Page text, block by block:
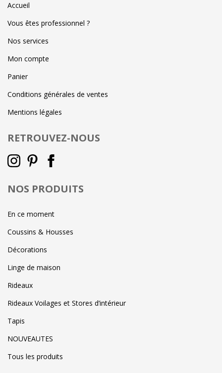
Accueil
Vous êtes professionnel ?
Nos services
Mon compte
Panier
Conditions générales de ventes
Mentions légales
RETROUVEZ-NOUS
NOS PRODUITS
En ce moment
Coussins & Housses
Décorations
Linge de maison
Rideaux
Rideaux Voilages et Stores d’intérieur
Tapis
NOUVEAUTES
Tous les produits